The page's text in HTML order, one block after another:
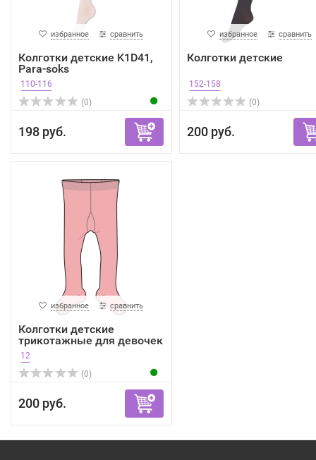
избранное сравнить
Колготки детские K1D41,
Para-soks
110-116
(0)
198 руб.
избранное сравнить
Колготки детские
152-158
(0)
200 руб.
избранное сравнить
Колготки детские
трикотажные для девочек
12
(0)
200 руб.